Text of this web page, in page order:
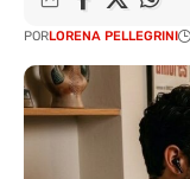
PORLORENA PELLEGRINI